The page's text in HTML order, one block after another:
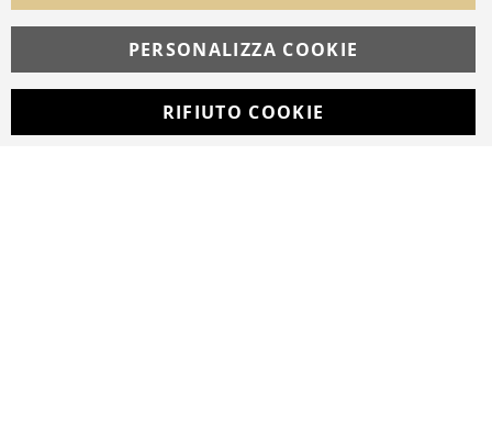
© Copyright MAV Arreda s.r.l. | P.IVA IT05919160969
Via Galileo Galilei, 14 | Milano
PERSONALIZZA COOKIE
RIFIUTO COOKIE